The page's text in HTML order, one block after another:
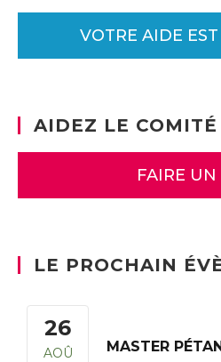
VOTRE AIDE
AIDEZ LE COMITÉ
FAIRE
LE PROCHAIN
26
AOÛ
MASTER